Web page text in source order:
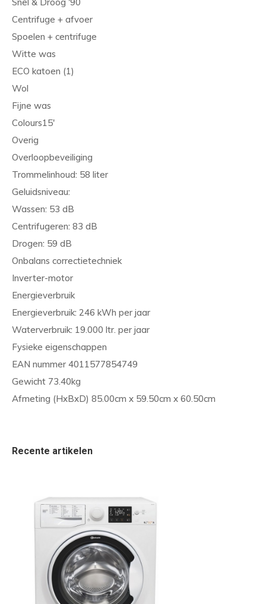
Snel & Droog '90
Centrifuge + afvoer
Spoelen + centrifuge
Witte was
ECO katoen (1)
Wol
Fijne was
Colours15'
Overig
Overloopbeveiliging
Trommelinhoud: 58 liter
Geluidsniveau:
Wassen: 53 dB
Centrifugeren: 83 dB
Drogen: 59 dB
Onbalans correctietechniek
Inverter-motor
Energieverbruik
Energieverbruik: 246 kWh per jaar
Waterverbruik: 19.000 ltr. per jaar
Fysieke eigenschappen
EAN nummer 4011577854749
Gewicht 73.40kg
Afmeting (HxBxD) 85.00cm x 59.50cm x 60.50cm
Recente artikelen